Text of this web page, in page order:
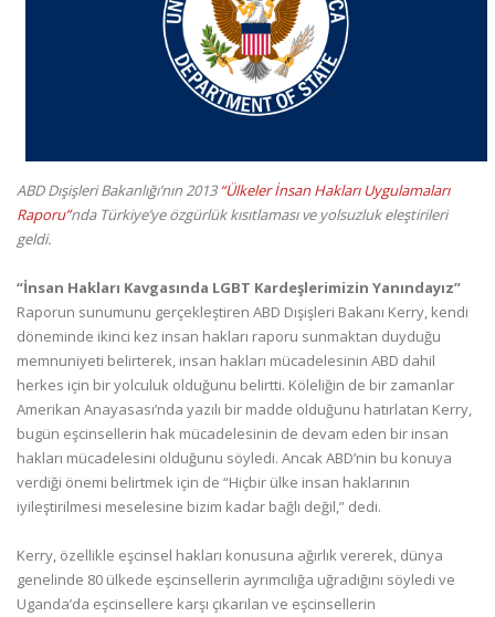
ABD Dışişleri Bakanlığı’nın 2013“Ülkeler İnsan Hakları Uygulamaları
Raporu”nda Türkiye’ye özgürlük kısıtlaması ve yolsuzluk eleştirileri
geldi.
“İnsan Hakları Kavgasında LGBT Kardeşlerimizin Yanındayız”
Raporun sunumunu gerçekleştiren ABD Dışişleri Bakanı Kerry, kendi
döneminde ikinci kez insan hakları raporu sunmaktan duyduğu
memnuniyeti belirterek, insan hakları mücadelesinin ABD dahil
herkes için bir yolculuk olduğunu belirtti. Köleliğin de bir zamanlar
Amerikan Anayasası’nda yazılı bir madde olduğunu hatırlatan Kerry,
bugün eşcinsellerin hak mücadelesinin de devam eden bir insan
hakları mücadelesini olduğunu söyledi. Ancak ABD’nin bu konuya
verdiği önemi belirtmek için de “Hiçbir ülke insan haklarının
iyileştirilmesi meselesine bizim kadar bağlı değil,” dedi.
Kerry, özellikle eşcinsel hakları konusuna ağırlık vererek, dünya
genelinde 80 ülkede eşcinsellerin ayrımcılığa uğradığını söyledi ve
Uganda’da eşcinsellere karşı çıkarılan ve eşcinsellerin